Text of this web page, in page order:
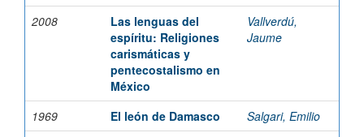
2008
Las lenguas del
espíritu: Religiones
carismáticas y
pentecostalismo en
México
Vallverdú,
Jaume
1969 El león de Damasco
Salgari, Emilio